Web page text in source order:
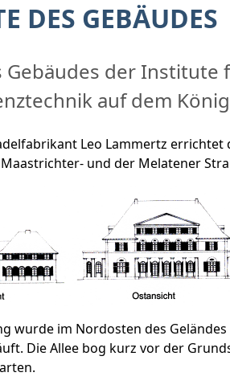
DES GEBÄUDES
Gebäudes der
auf dem
Leo Lammertz
und der Melatener
wurde im Nordosten des
Die Allee bog kurz vor der